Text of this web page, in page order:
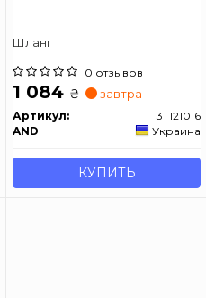
Шланг
0 отзывов
1 084 ₴ завтра
Артикул:
3T121016
AND
Украина
КУПИТЬ